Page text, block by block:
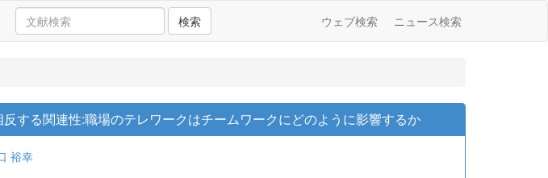
検索 ウェブ検索 ニュース検索
する関連性:職場のテレワークはチームワークにどのように影響するか
裕幸